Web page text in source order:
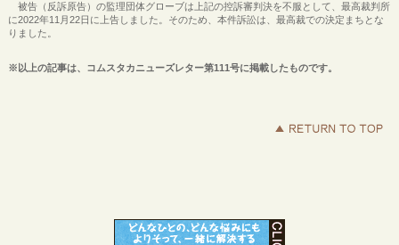
被告（反訴原告）の監理団体グローブは上記の控訴審判決を不服として、最高裁判所
に2022年11月22日に上告しました。そのため、本件訴訟は、最高裁での決定まちとな
りました。
※以上の記事は、コムスタカニューズレター第111号に掲載したものです。